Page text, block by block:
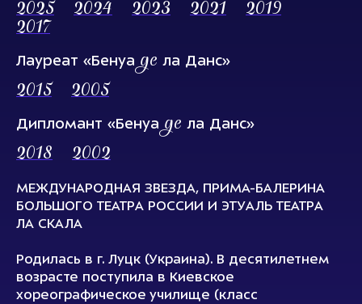
2025 2024 2023 2021
2019
2017
Лауреат «Бенуа де ла Данс»
2015 2005
Дипломант «Бенуа де ла Данс»
2018 2002
МЕЖДУНАРОДНАЯ ЗВЕЗДА, ПРИМА-БАЛЕРИНА
БОЛЬШОГО ТЕАТРА РОССИИ И ЭТУАЛЬ ТЕАТРА
ЛА СКАЛА
Родилась в г. Луцк (Украина). В десятилетнем
возрасте поступила в Киевское
хореографическое училище (класс